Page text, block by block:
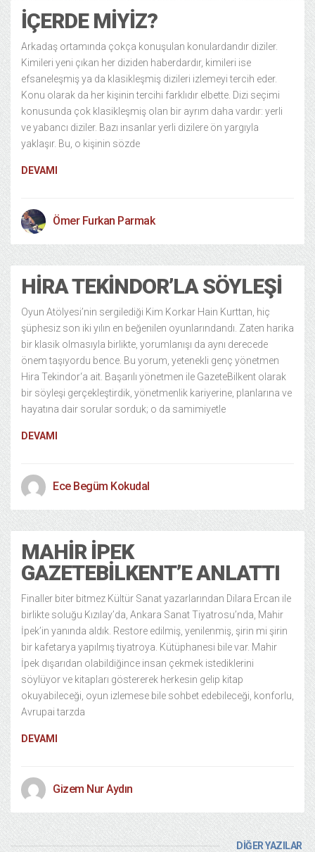
İÇERDE MIYIZ?
Arkadaş ortamında çokça konuşulan konulardandır diziler.
Kimileri yeni çıkan her diziden haberdardır, kimileri ise
efsaneleşmiş ya da klasikleşmiş dizileri izlemeyi tercih eder.
Konu olarak da her kişinin tercihi farklıdır elbette. Dizi seçimi
konusunda çok klasikleşmiş olan bir ayrım daha vardır: yerli
ve yabancı diziler. Bazı insanlar yerli dizilere ön yargıyla
yaklaşır. Bu, o kişinin sözde
DEVAMI
Ömer Furkan Parmak
HIRA TEKINDOR’LA SÖYLEŞI
Oyun Atölyesi’nin sergilediği Kim Korkar Hain Kurttan, hiç
şüphesiz son iki yılın en beğenilen oyunlarındandı. Zaten harika
bir klasik olmasıyla birlikte, yorumlanışı da aynı derecede
önem taşıyordu bence. Bu yorum, yetenekli genç yönetmen
Hira Tekindor‘a ait. Başarılı yönetmen ile GazeteBilkent olarak
bir söyleşi gerçekleştirdik, yönetmenlik kariyerine, planlarına ve
hayatına dair sorular sorduk; o da samimiyetle
DEVAMI
Ece Begüm Kokudal
MAHIR İPEK
GAZETEBILKENT’E ANLATTI
Finaller biter bitmez Kültür Sanat yazarlarından Dilara Ercan ile
birlikte soluğu Kızılay’da, Ankara Sanat Tiyatrosu’nda, Mahir
İpek’in yanında aldık. Restore edilmiş, yenilenmiş, şirin mi şirin
bir kafetarya yapılmış tiyatroya. Kütüphanesi bile var. Mahir
İpek dışarıdan olabildiğince insan çekmek istediklerini
söylüyor ve kitapları göstererek herkesin gelip kitap
okuyabileceği, oyun izlemese bile sohbet edebileceği, konforlu,
Avrupai tarzda
DEVAMI
Gizem Nur Aydın
DİĞER YAZILAR